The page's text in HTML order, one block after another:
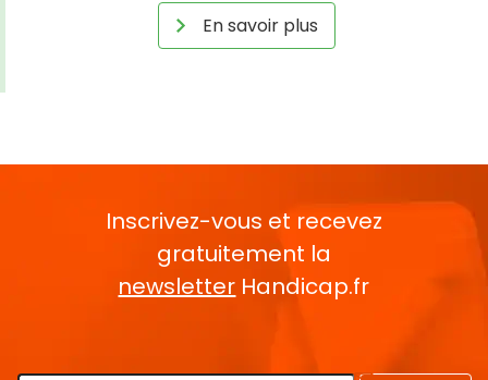
En savoir plus
Inscrivez-vous et recevez
gratuitement la
newsletter Handicap.fr